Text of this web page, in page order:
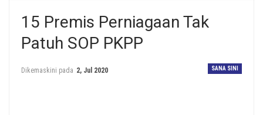
15 Premis Perniagaan Tak
Patuh SOP PKPP
SANA SINI
Dikemaskini pada 2, Jul 2020